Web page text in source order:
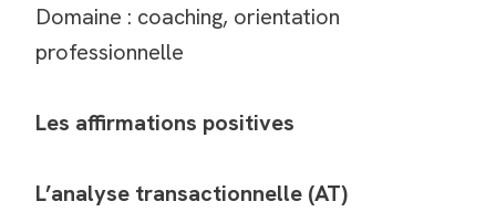
Domaine : coaching, orientation
professionnelle
Les affirmations positives
L’analyse transactionnelle (AT)